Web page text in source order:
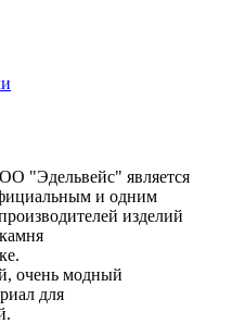
"Эдельвейс" является
и одним
изделий
очень модный
для